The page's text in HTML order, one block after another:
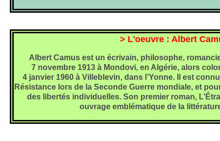
> L'oeuvre : Albert
Albert Camus est un écrivain, philosophe,
7 novembre 1913 à Mondovi, en Algérie, alors
4 janvier 1960 à Villeblevin, dans l’Yonne. Il est
Résistance lors de la Seconde Guerre mondiale, et
des libertés individuelles. Son premier roman,
ouvrage emblématique de la